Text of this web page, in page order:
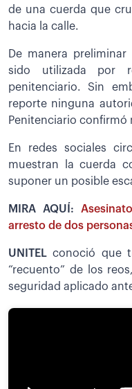
de una cuerda que
hacia la calle.
De manera
sido utilizada por
penitenciario. Sin
reporte ninguna
Penitenciario confirmó
En redes sociales
muestran la cuerda
suponer un posible
MIRA AQUÍ:
arresto de dos
UNITELconoció que
“recuento” de los
seguridad aplicado